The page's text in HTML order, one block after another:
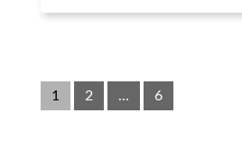
1 2 ... 6